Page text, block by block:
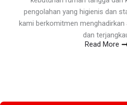
pengolahan yang higienis dan
kami berkomitmen
dan
Read More